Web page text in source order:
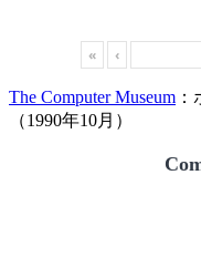
« ‹
The Computer Museum
（1990年10月）